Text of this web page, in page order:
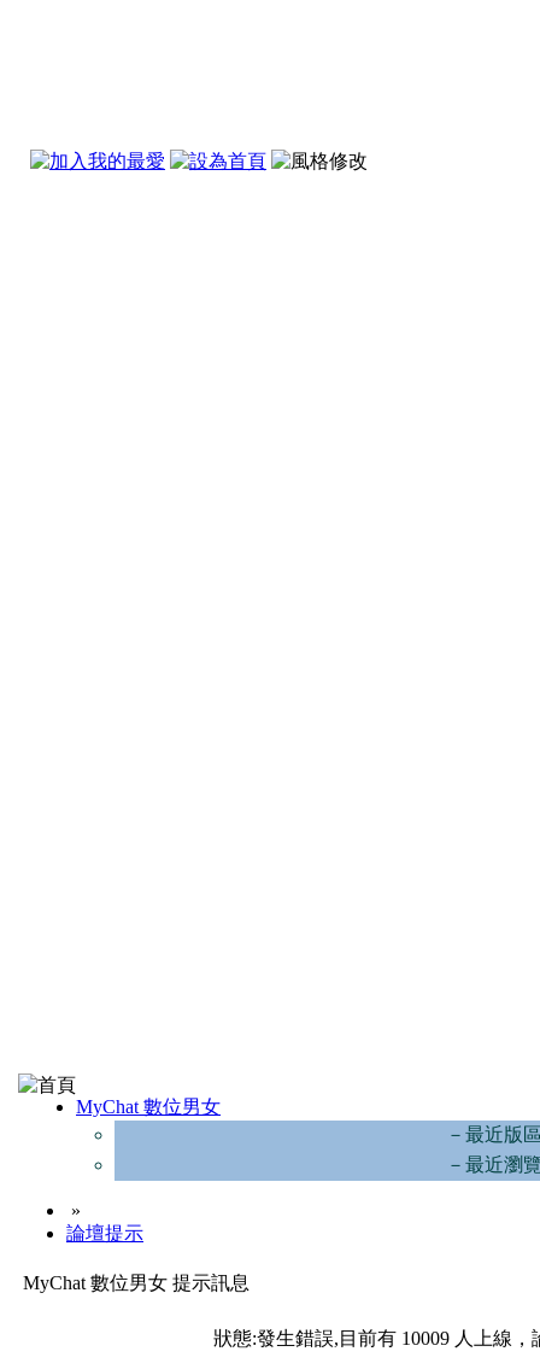
MyChat 數位男女
－最近版
－最近瀏
»
論壇提示
MyChat 數位男女 提示訊息
狀態:發生錯誤,目前有 10009 人上線